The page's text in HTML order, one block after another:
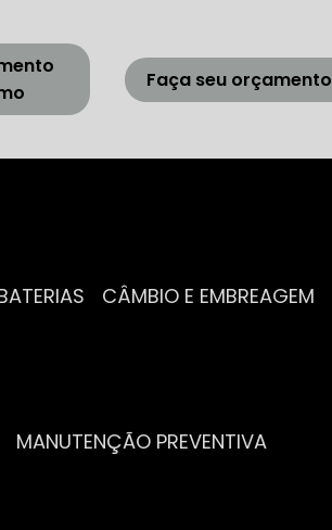
Faça seu orçamento
BATERIAS CÂMBIO E EMBREAGEM
MANUTENÇÃO PREVENTIVA